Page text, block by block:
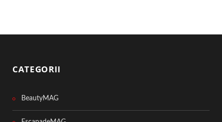
CATEGORII
BeautyMAG